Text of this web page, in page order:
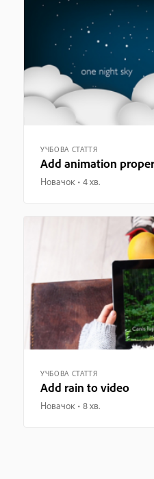
УЧБОВА СТАТТЯ
Add animation
Новачок 4 хв.
УЧБОВА СТАТТЯ
Add rain to video
Новачок 8 хв.